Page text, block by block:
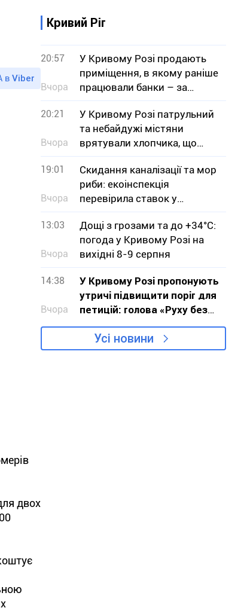
в Viber
двох
Кривий Ріг
20:57
Вчора
У Кривому Розі продають
приміщення, в якому раніше
працювали банки – за
скільки мільйонів гривень
20:21
Вчора
У Кривому Розі патрульний
та небайдужі містяни
врятували хлопчика, що
тонув
19:01
Вчора
Скидання каналізації та мор
риби: екоінспекція
перевірила ставок у
Кривому Розі
13:03
Вчора
Дощі з грозами та до +34°С:
погода у Кривому Розі на
вихідні 8-9 серпня
14:38
Вчора
У Кривому Розі пропонують
утричі підвищити поріг для
петицій: голова «Руху без
меж» звернувся до влади з
критикою проєкту
Усі новини